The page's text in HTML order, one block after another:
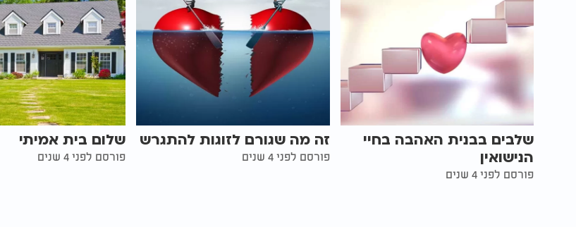
שלבים בבנית האהבה בחיי
הנישואין
פורסם לפני 4 שנים
זה מה שגורם לזוגות להתגרש
פורסם לפני 4 שנים
שלום בית אמיתי
פורסם לפני 4 שנים